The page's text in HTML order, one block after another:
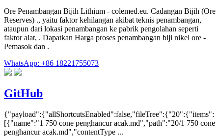
Ore Penambangan Bijih Lithium - colemed.eu. Cadangan Bijih (Ore
Reserves) ., yaitu faktor kehilangan akibat teknis penambangan,
ataupun dari lokasi penambangan ke pabrik pengolahan seperti
faktor alat, . Dapatkan Harga proses penambangan biji nikel ore -
Pemasok dan .
WhatsApp: +86 18221755073
GitHub
{"payload":{"allShortcutsEnabled":false,"fileTree":{"20":{"items":
[{"name":"1 750 cone penghancur acak.md","path":"20/1 750 cone
penghancur acak.md","contentType ...